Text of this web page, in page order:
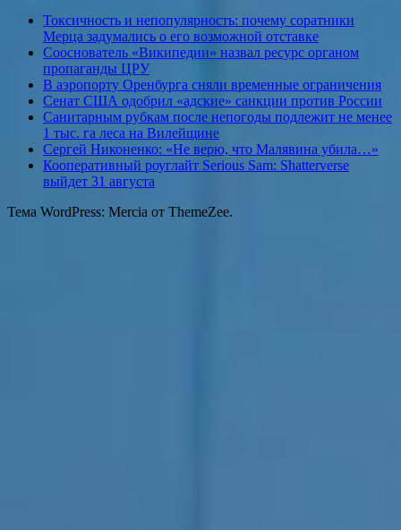
Токсичность и непопулярность: почему соратники
Мерца задумались о его возможной отставке
Сооснователь «Википедии» назвал ресурс органом
пропаганды ЦРУ
В аэропорту Оренбурга сняли временные ограничения
Сенат США одобрил «адские» санкции против России
Санитарным рубкам после непогоды подлежит не менее
1 тыс. га леса на Вилейщине
Сергей Никоненко: «Не верю, что Малявина убила…»
Кооперативный роуглайт Serious Sam: Shatterverse
выйдет 31 августа
Тема WordPress: Mercia от ThemeZee.